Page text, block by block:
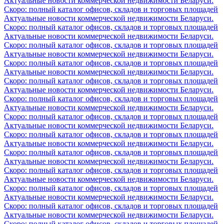
Скоро: полный каталог офисов, складов и торговых площадей
Актуальные новости коммерческой недвижимости Беларуси.
Скоро: полный каталог офисов, складов и торговых площадей
Актуальные новости коммерческой недвижимости Беларуси.
Скоро: полный каталог офисов, складов и торговых площадей
Актуальные новости коммерческой недвижимости Беларуси.
Скоро: полный каталог офисов, складов и торговых площадей
Актуальные новости коммерческой недвижимости Беларуси.
Скоро: полный каталог офисов, складов и торговых площадей
Актуальные новости коммерческой недвижимости Беларуси.
Скоро: полный каталог офисов, складов и торговых площадей
Актуальные новости коммерческой недвижимости Беларуси.
Скоро: полный каталог офисов, складов и торговых площадей
Актуальные новости коммерческой недвижимости Беларуси.
Скоро: полный каталог офисов, складов и торговых площадей
Актуальные новости коммерческой недвижимости Беларуси.
Скоро: полный каталог офисов, складов и торговых площадей
Актуальные новости коммерческой недвижимости Беларуси.
Скоро: полный каталог офисов, складов и торговых площадей
Актуальные новости коммерческой недвижимости Беларуси.
Скоро: полный каталог офисов, складов и торговых площадей
Актуальные новости коммерческой недвижимости Беларуси.
Скоро: полный каталог офисов, складов и торговых площадей
Актуальные новости коммерческой недвижимости Беларуси.